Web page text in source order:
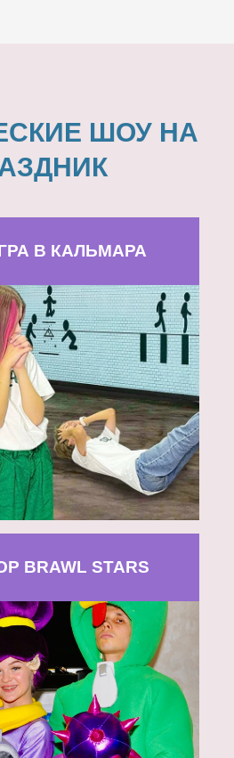
ШОУ НА
В КАЛЬМАРА
BRAWL STARS